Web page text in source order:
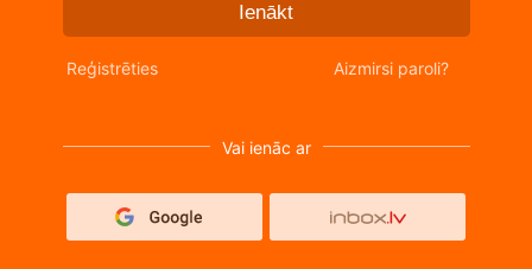
Ienākt
Reģistrēties Aizmirsi paroli?
Vai ienāc ar